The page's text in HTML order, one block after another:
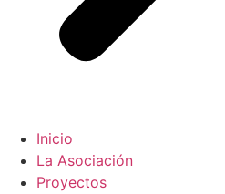
Inicio
La Asociación
Proyectos